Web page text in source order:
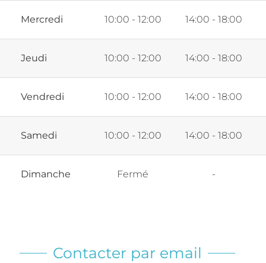
Mercredi 10:00 - 12:00 14:00 - 18:00
Jeudi 10:00 - 12:00 14:00 - 18:00
Vendredi 10:00 - 12:00 14:00 - 18:00
Samedi 10:00 - 12:00 14:00 - 18:00
Dimanche Fermé -
Contacter par email